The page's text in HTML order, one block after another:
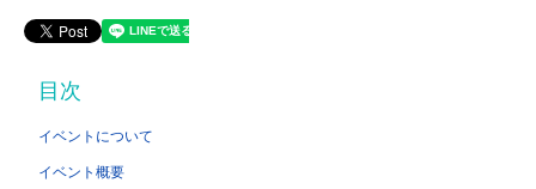
目次
イベントについて
イベント概要